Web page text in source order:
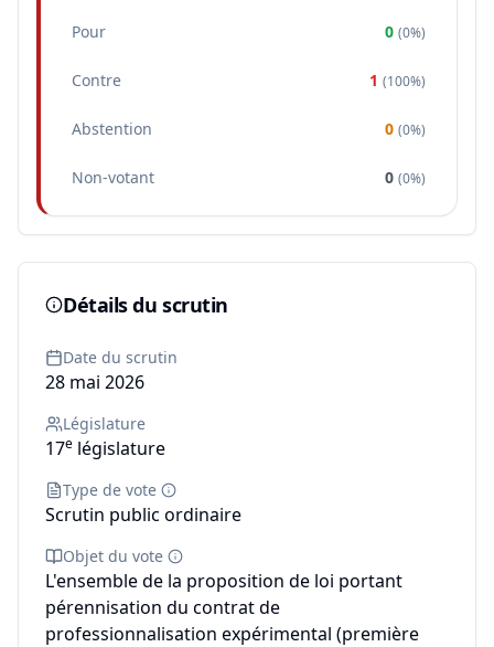
Pour 0 (0%)
Contre 1 (100%)
Abstention 0 (0%)
Non-votant 0 (0%)
Détails du scrutin
Date du scrutin
28 mai 2026
Législature
17e législature
Type de vote
Scrutin public ordinaire
Objet du vote
L'ensemble de la proposition de loi portant
pérennisation du contrat de
professionnalisation expérimental (première